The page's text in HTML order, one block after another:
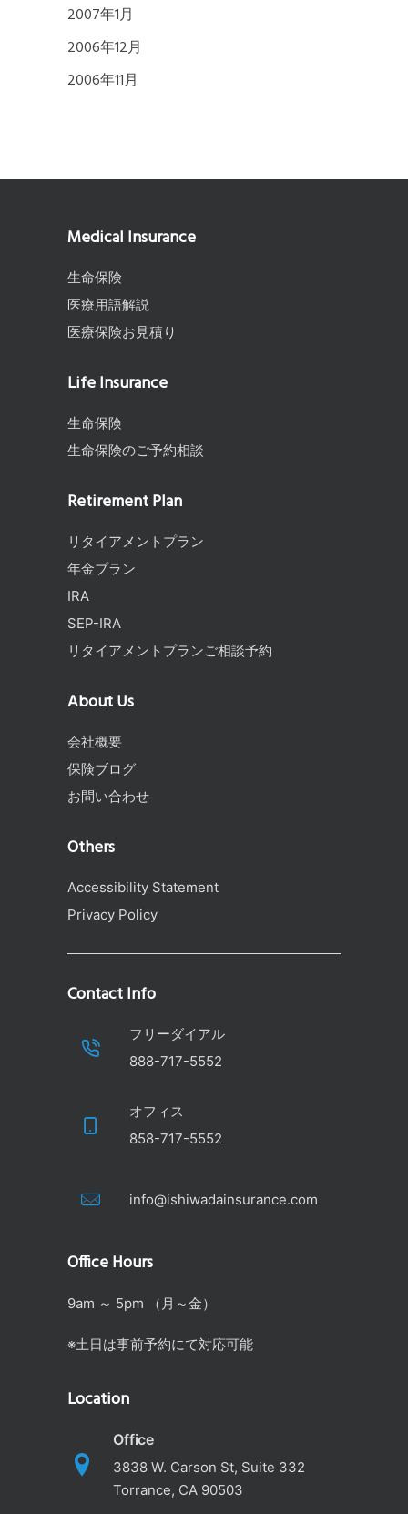
2007年1月
2006年12月
2006年11月
Medical Insurance
生命保険
医療用語解説
医療保険お見積り
Life Insurance
生命保険
生命保険のご予約相談
Retirement Plan
リタイアメントプラン
年金プラン
IRA
SEP-IRA
リタイアメントプランご相談予約
About Us
会社概要
保険ブログ
お問い合わせ
Others
Accessibility Statement
Privacy Policy
Contact Info
フリーダイアル
888-717-5552
オフィス
858-717-5552
info@ishiwadainsurance.com
Office Hours
9am ～ 5pm （月～金）
※土日は事前予約にて対応可能
Location
Office
3838 W. Carson St, Suite 332
Torrance, CA 90503